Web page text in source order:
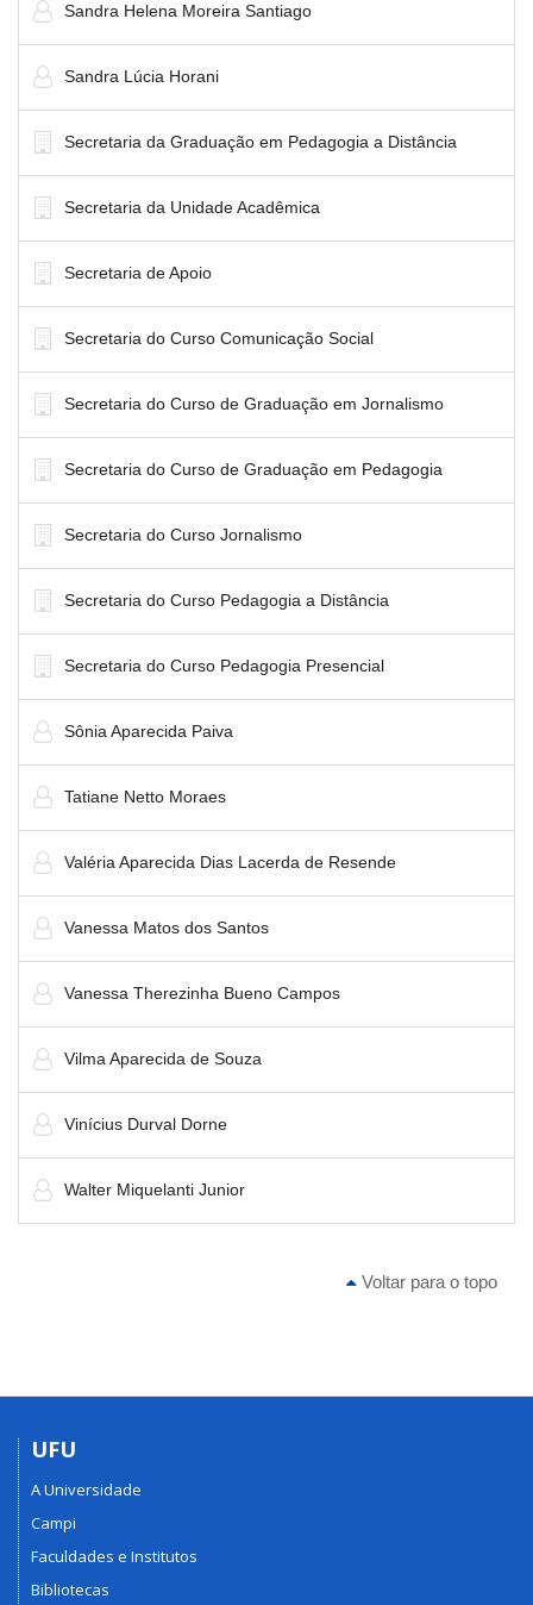
Sandra Helena Moreira Santiago
Sandra Lúcia Horani
Secretaria da Graduação em Pedagogia a Distância
Secretaria da Unidade Acadêmica
Secretaria de Apoio
Secretaria do Curso Comunicação Social
Secretaria do Curso de Graduação em Jornalismo
Secretaria do Curso de Graduação em Pedagogia
Secretaria do Curso Jornalismo
Secretaria do Curso Pedagogia a Distância
Secretaria do Curso Pedagogia Presencial
Sônia Aparecida Paiva
Tatiane Netto Moraes
Valéria Aparecida Dias Lacerda de Resende
Vanessa Matos dos Santos
Vanessa Therezinha Bueno Campos
Vilma Aparecida de Souza
Vinícius Durval Dorne
Walter Miquelanti Junior
Voltar para o topo
UFU
A Universidade
Campi
Faculdades e Institutos
Bibliotecas